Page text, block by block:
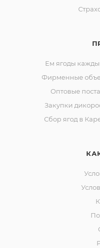
Ем ягоды
Фирменные
Оптовые
Закупки
Сбор ягод в